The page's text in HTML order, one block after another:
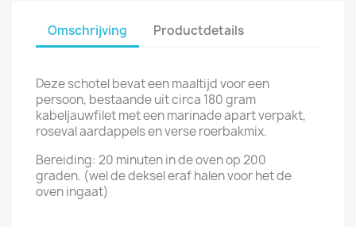
Omschrijving Productdetails
Deze schotel bevat een maaltijd voor een
persoon, bestaande uit circa 180 gram
kabeljauwfilet met een marinade apart verpakt,
roseval aardappels en verse roerbakmix.
Bereiding: 20 minuten in de oven op 200
graden. (wel de deksel eraf halen voor het de
oven ingaat)